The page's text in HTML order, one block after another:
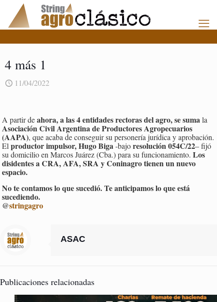
4 más 1
11/04/2022
A partir deahora, a las 4 entidades rectoras del agro, se sumala
Asociación Civil Argentina de Productores Agropecuarios
(AAPA), que acaba de conseguir su personería jurídica y aprobación.
El productor impulsor, Hugo Biga-bajoresolución 054C/22– fijó
su domicilio en Marcos Juárez (Cba.) para su funcionamiento.Los
disidentes a CRA, AFA, SRA y Coninagro tienen un nuevo
espacio.
No te contamos lo que sucedió. Te anticipamos lo que está
sucediendo.
@stringagro
ASAC
Publicaciones relacionadas